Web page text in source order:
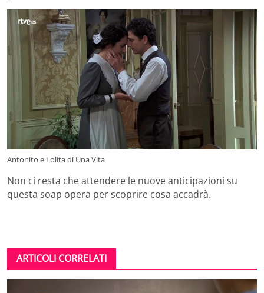
Antonito e Lolita di Una Vita
Non ci resta che attendere le nuove anticipazioni su
questa soap opera per scoprire cosa accadrà.
ARTICOLI CORRELATI